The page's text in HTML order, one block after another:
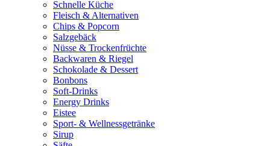
Schnelle Küche
Fleisch & Alternativen
Chips & Popcorn
Salzgebäck
Nüsse & Trockenfrüchte
Backwaren & Riegel
Schokolade & Dessert
Bonbons
Soft-Drinks
Energy Drinks
Eistee
Sport- & Wellnessgetränke
Sirup